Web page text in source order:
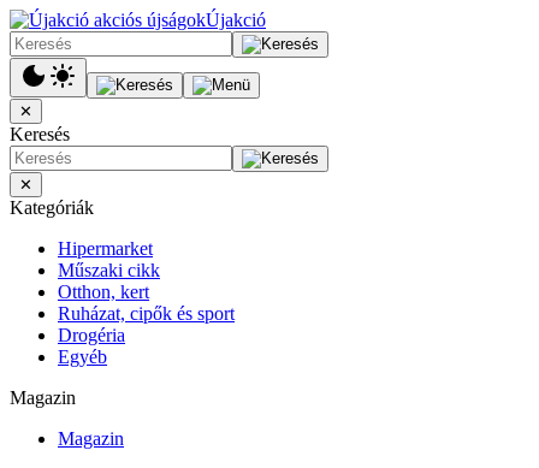
Újakció
✕
Keresés
✕
Kategóriák
Hipermarket
Műszaki cikk
Otthon, kert
Ruházat, cipők és sport
Drogéria
Egyéb
Magazin
Magazin